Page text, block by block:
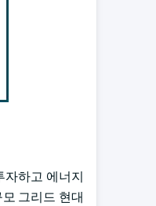
자하고 에너지
그리드 현대